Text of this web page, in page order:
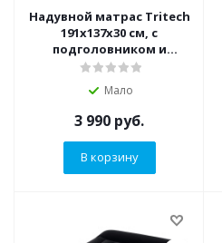
Надувной матрас Tritech
191x137x30 см, с
подголовником и
встроенным насосом
Мало
3 990 руб.
В корзину